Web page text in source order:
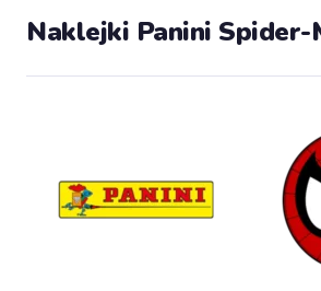
Naklejki Panini Spider-